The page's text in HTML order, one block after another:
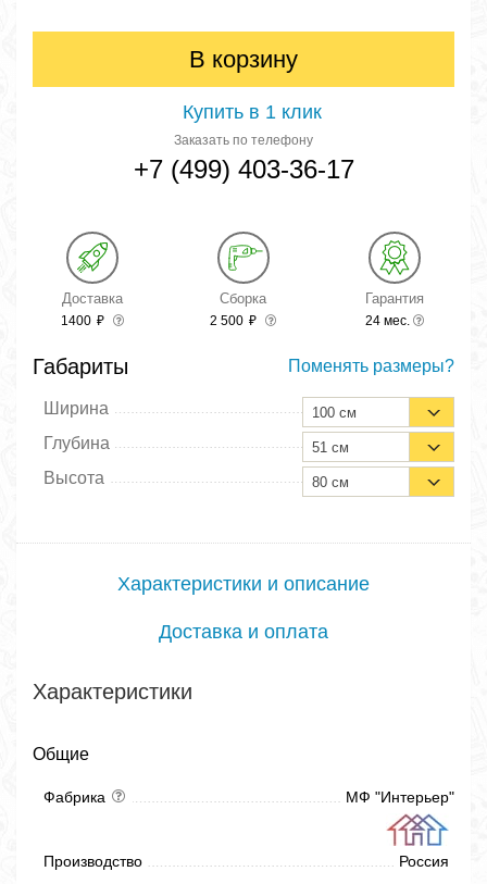
В корзину
Купить в 1 клик
Заказать по телефону
+7 (499) 403-36-17
Доставка
1400 ₽
Сборка
2 500 ₽
Гарантия
24 мес.
Габариты Поменять размеры?
Ширина 100 см
Глубина 51 см
Высота 80 см
Характеристики и описание
Доставка и оплата
Характеристики
Общие
Фабрика МФ "Интерьер"
Производство Россия